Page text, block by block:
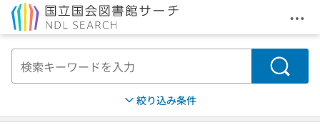
メ
検索
絞り込み条件